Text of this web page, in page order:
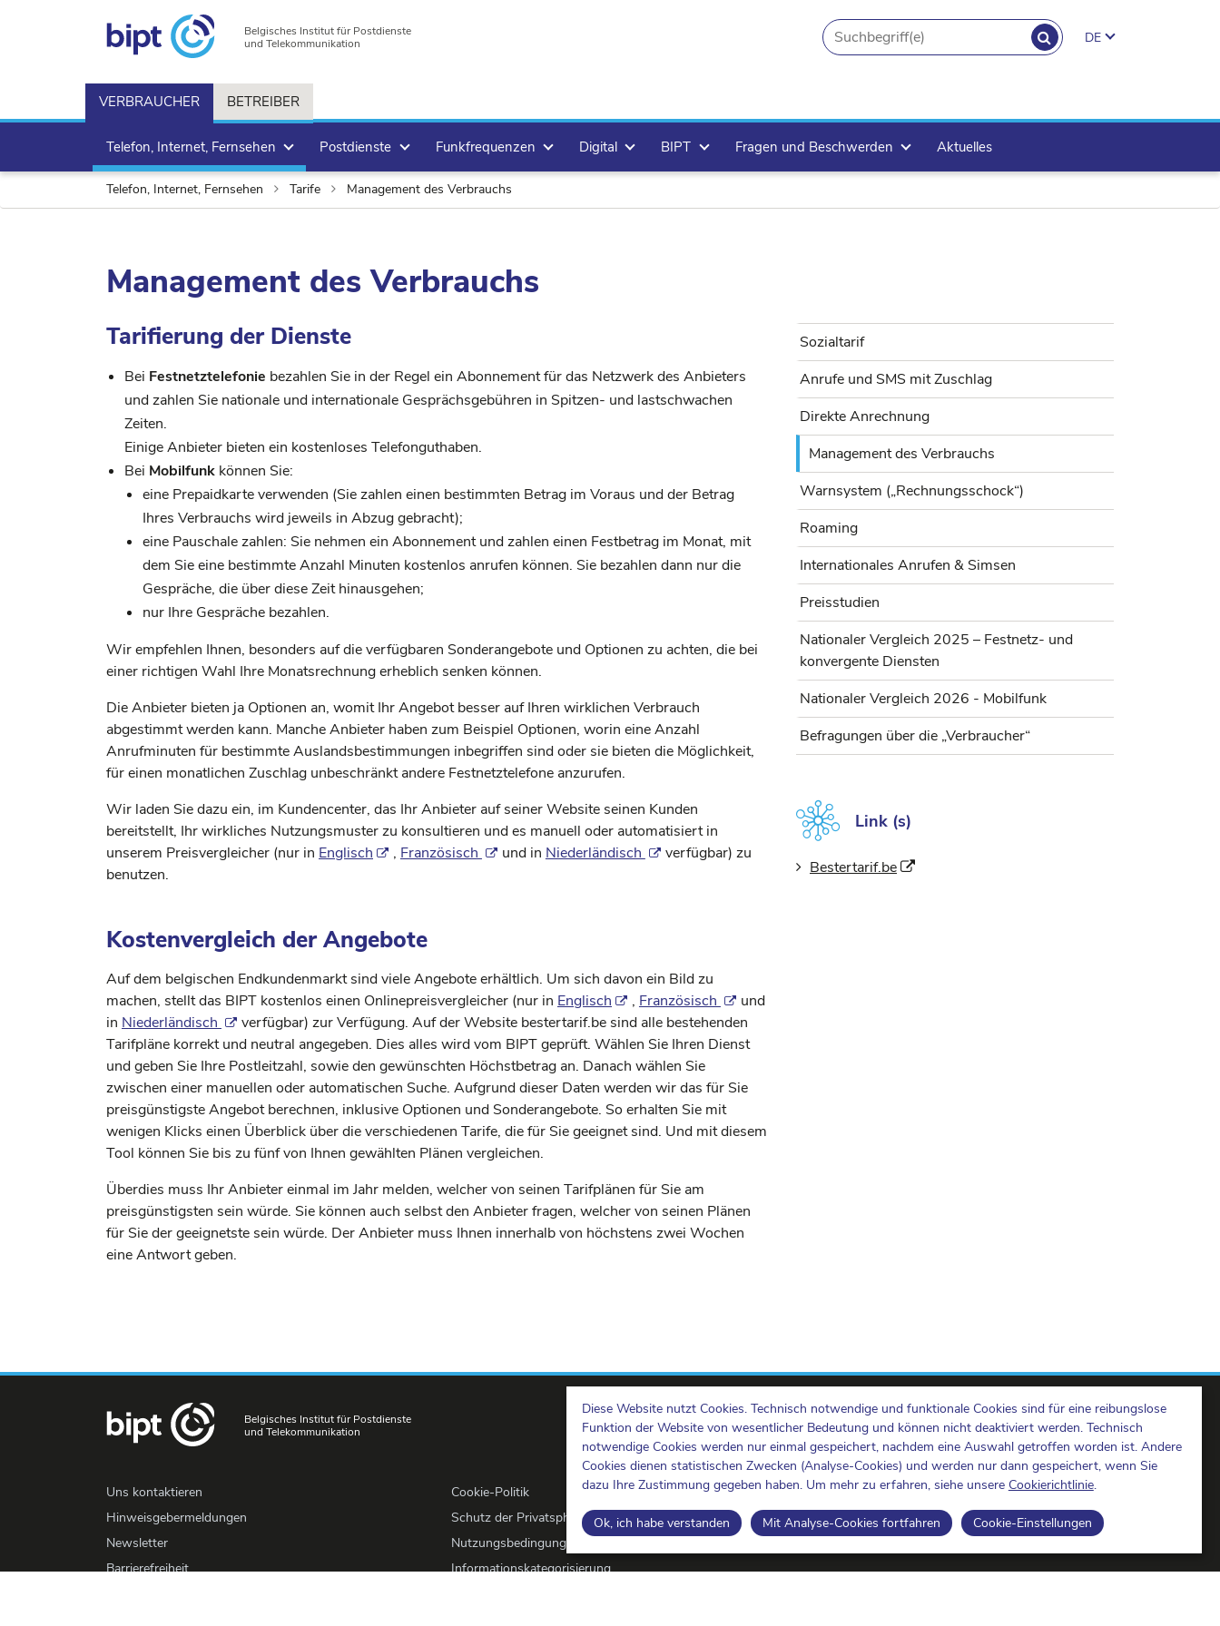
Diese Website nutzt Cookies. Technisch notwendige und funktionale Cookies sind für eine reibungslose
Funktion der Website von wesentlicher Bedeutung und können nicht deaktiviert werden. Technisch
notwendige Cookies werden nur einmal gespeichert, nachdem eine Auswahl getroffen worden ist. Andere
Cookies dienen statistischen Zwecken (Analyse-Cookies) und werden nur dann gespeichert, wenn Sie
dazu Ihre Zustimmung gegeben haben. Um mehr zu erfahren, siehe unsere Cookierichtlinie.
Ok, ich habe verstanden Mit Analyse-Cookies fortfahren Cookie-Einstellungen
Belgisches Institut für Postdienste
und Telekommunikation
SUCHEN
search.button
DE
VERBRAUCHER BETREIBER
Telefon, Internet, Fernsehen Postdienste Funkfrequenzen Digital BIPT Fragen und Beschwerden Aktuelles
Telefon, Internet, Fernsehen Tarife Management des Verbrauchs
Management des Verbrauchs
Tarifierung der Dienste
Bei Festnetztelefonie bezahlen Sie in der Regel ein Abonnement für das Netzwerk des Anbieters
und zahlen Sie nationale und internationale Gesprächsgebühren in Spitzen- und lastschwachen
Zeiten.
Einige Anbieter bieten ein kostenloses Telefonguthaben.
Bei Mobilfunk können Sie:
eine Prepaidkarte verwenden (Sie zahlen einen bestimmten Betrag im Voraus und der Betrag
Ihres Verbrauchs wird jeweils in Abzug gebracht);
eine Pauschale zahlen: Sie nehmen ein Abonnement und zahlen einen Festbetrag im Monat, mit
dem Sie eine bestimmte Anzahl Minuten kostenlos anrufen können. Sie bezahlen dann nur die
Gespräche, die über diese Zeit hinausgehen;
nur Ihre Gespräche bezahlen.
Wir empfehlen Ihnen, besonders auf die verfügbaren Sonderangebote und Optionen zu achten, die bei
einer richtigen Wahl Ihre Monatsrechnung erheblich senken können.
Die Anbieter bieten ja Optionen an, womit Ihr Angebot besser auf Ihren wirklichen Verbrauch
abgestimmt werden kann. Manche Anbieter haben zum Beispiel Optionen, worin eine Anzahl
Anrufminuten für bestimmte Auslandsbestimmungen inbegriffen sind oder sie bieten die Möglichkeit,
für einen monatlichen Zuschlag unbeschränkt andere Festnetztelefone anzurufen.
Wir laden Sie dazu ein, im Kundencenter, das Ihr Anbieter auf seiner Website seinen Kunden
bereitstellt, Ihr wirkliches Nutzungsmuster zu konsultieren und es manuell oder automatisiert in
unserem Preisvergleicher (nur in Englisch , Französisch und in Niederländisch
verfügbar) zu
benutzen.
Kostenvergleich der Angebote
Auf dem belgischen Endkundenmarkt sind viele Angebote erhältlich. Um sich davon ein Bild zu
machen, stellt das BIPT kostenlos einen Onlinepreisvergleicher (nur in Englisch , Französisch
und
in Niederländisch
verfügbar) zur Verfügung. Auf der Website bestertarif.be sind alle bestehenden
Tarifpläne korrekt und neutral angegeben. Dies alles wird vom BIPT geprüft. Wählen Sie Ihren Dienst
und geben Sie Ihre Postleitzahl, sowie den gewünschten Höchstbetrag an. Danach wählen Sie
zwischen einer manuellen oder automatischen Suche. Aufgrund dieser Daten werden wir das für Sie
preisgünstigste Angebot berechnen, inklusive Optionen und Sonderangebote. So erhalten Sie mit
wenigen Klicks einen Überblick über die verschiedenen Tarife, die für Sie geeignet sind. Und mit diesem
Tool können Sie bis zu fünf von Ihnen gewählten Plänen vergleichen.
Überdies muss Ihr Anbieter einmal im Jahr melden, welcher von seinen Tarifplänen für Sie am
preisgünstigsten sein würde. Sie können auch selbst den Anbieter fragen, welcher von seinen Plänen
für Sie der geeignetste sein würde. Der Anbieter muss Ihnen innerhalb von höchstens zwei Wochen
eine Antwort geben.
Sozialtarif
Anrufe und SMS mit Zuschlag
Direkte Anrechnung
Management des Verbrauchs
Warnsystem („Rechnungsschock“)
Roaming
Internationales Anrufen & Simsen
Preisstudien
Nationaler Vergleich 2025 – Festnetz- und
konvergente Diensten
Nationaler Vergleich 2026 - Mobilfunk
Befragungen über die „Verbraucher“
Link (s)
Bestertarif.be (Neues Fenster)
Belgisches Institut für Postdienste
und Telekommunikation
Uns kontaktieren
Hinweisgebermeldungen
Newsletter
Barrierefreiheit
Cookie-Politik
Schutz der Privatsphäre
Nutzungsbedingungen und Urheberrechte
Informationskategorisierung
BIPT on LinkedIn
BIPT auf Facebook
BIPT auf Youtube